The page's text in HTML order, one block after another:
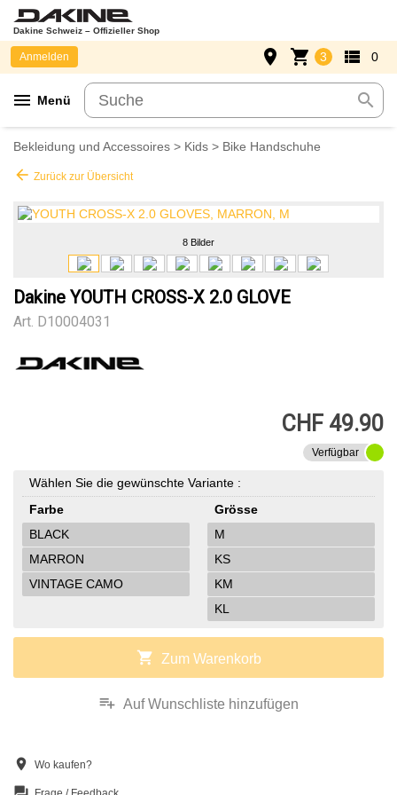
Dakine Schweiz – Offizieller Shop
menu Menü search
Anmelden place shopping_cart 3 view_list 0
Bekleidung und Accessoires > Kids > Bike Handschuhe
arrow_back Zurück zur Übersicht
8 Bilder
Dakine YOUTH CROSS-X 2.0 GLOVE
Art. D10004031
CHF 49.90
Verfügbar
Wählen Sie die gewünschte Variante :
Farbe
BLACK
MARRON
VINTAGE CAMO
Grösse
M
KS
KM
KL
shopping_cart Zum Warenkorb
playlist_add Auf Wunschliste hinzufügen
location_on Wo kaufen?